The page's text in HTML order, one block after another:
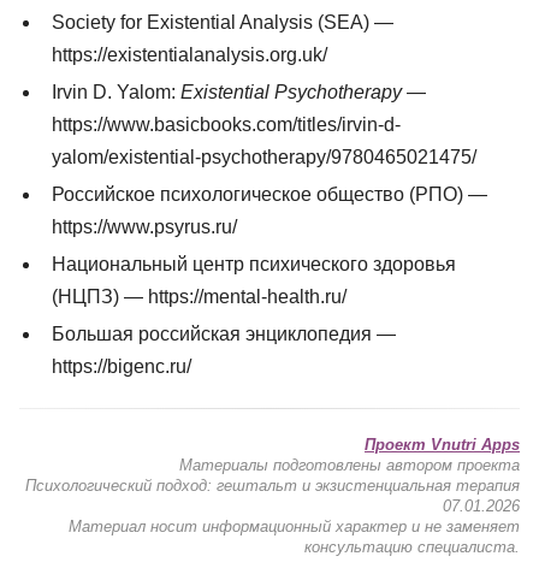
Society for Existential Analysis (SEA) —
https://existentialanalysis.org.uk/
Irvin D. Yalom:Existential Psychotherapy—
https://www.basicbooks.com/titles/irvin-d-
yalom/existential-psychotherapy/9780465021475/
Российское психологическое общество (РПО) —
https://www.psyrus.ru/
Национальный центр психического здоровья
(НЦПЗ) — https://mental-health.ru/
Большая российская энциклопедия —
https://bigenc.ru/
Проект Vnutri Apps
Материалы подготовлены автором проекта
Психологический подход: гештальт и экзистенциальная терапия
07.01.2026
Материал носит информационный характер и не заменяет
консультацию специалиста.